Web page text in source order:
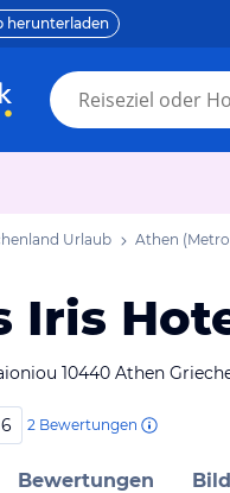
herunterladen
Urlaub Athen
Iris
10440 Athen
2 Bewertungen
Bewertungen